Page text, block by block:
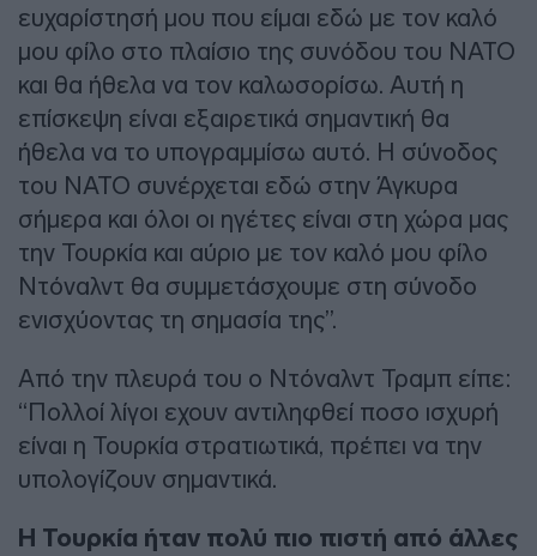
ευχαρίστησή μου που είμαι εδώ με τον καλό
μου φίλο στο πλαίσιο της συνόδου του ΝΑΤΟ
και θα ήθελα να τον καλωσορίσω. Αυτή η
επίσκεψη είναι εξαιρετικά σημαντική θα
ήθελα να το υπογραμμίσω αυτό. Η σύνοδος
του ΝΑΤΟ συνέρχεται εδώ στην Άγκυρα
σήμερα και όλοι οι ηγέτες είναι στη χώρα μας
την Τουρκία και αύριο με τον καλό μου φίλο
Ντόναλντ θα συμμετάσχουμε στη σύνοδο
ενισχύοντας τη σημασία της”.
Από την πλευρά του ο Ντόναλντ Τραμπ είπε:
“Πολλοί λίγοι εχουν αντιληφθεί ποσο ισχυρή
είναι η Τουρκία στρατιωτικά, πρέπει να την
υπολογίζουν σημαντικά.
Η Τουρκία ήταν πολύ πιο πιστή από άλλες